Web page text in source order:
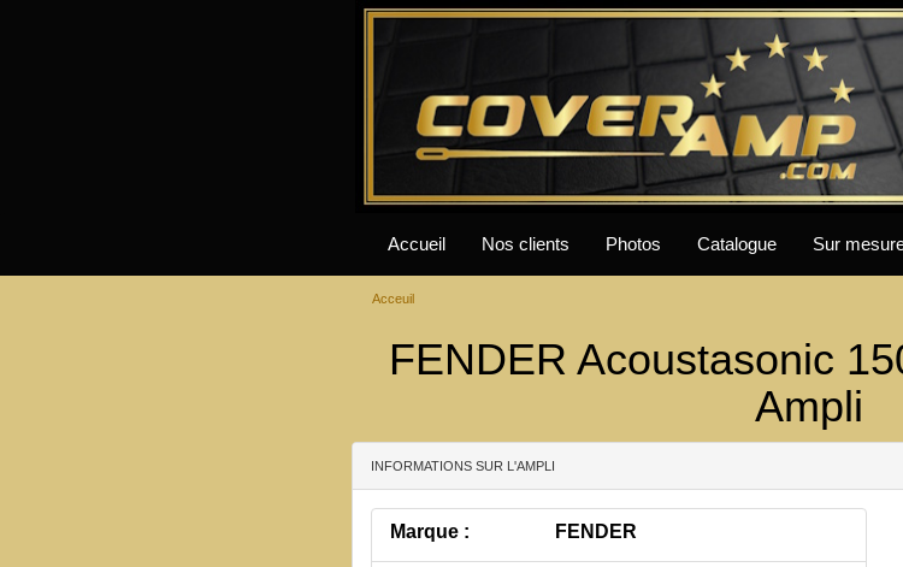
Accueil Nos clients Photos Catalogue Sur
Acceuil
FENDER Acoustasonic
Ampli
INFORMATIONS SUR L'AMPLI
Marque : FENDER